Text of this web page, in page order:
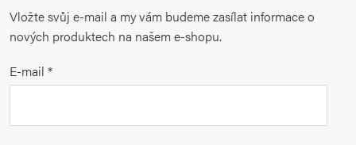
Vložte svůj e-mail a my vám budeme zasílat informace o
nových produktech na našem e-shopu.
E-mail